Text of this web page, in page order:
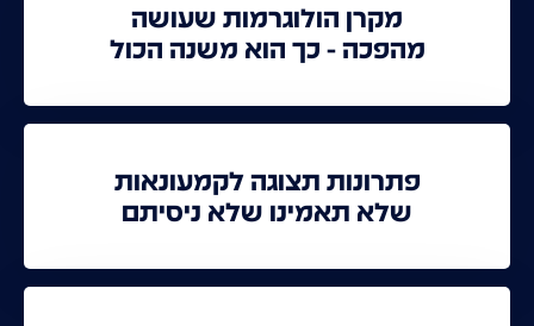
מקרן הולוגרמות שעושה
מהפכה - כך הוא משנה הכול
פתרונות תצוגה לקמעונאות
שלא תאמינו שלא ניסיתם